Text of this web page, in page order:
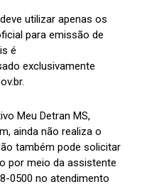
utilizar apenas os
para emissão de
é
exclusivamente
Meu Detran MS,
ainda não realiza o
também pode solicitar
por meio da assistente
0500 no atendimento